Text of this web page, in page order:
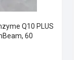
Q10 PLUS
60